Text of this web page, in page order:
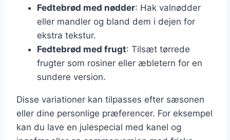
Fedtebrød med nødder: Hak valnødder
eller mandler og bland dem i dejen for
ekstra tekstur.
Fedtebrød med frugt: Tilsæt tørrede
frugter som rosiner eller æbletern for en
sundere version.
Disse variationer kan tilpasses efter sæsonen
eller dine personlige præferencer. For eksempel
kan du lave en julespecial med kanel og